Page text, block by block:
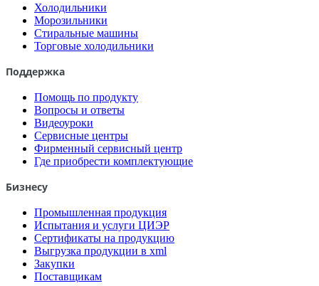
Холодильники
Морозильники
Стиральные машины
Торговые холодильники
Поддержка
Помощь по продукту
Вопросы и ответы
Видеоуроки
Сервисные центры
Фирменный сервисный центр
Где приобрести комплектующие
Бизнесу
Промышленная продукция
Испытания и услуги ЦИЭР
Сертификаты на продукцию
Выгрузка продукции в xml
Закупки
Поставщикам